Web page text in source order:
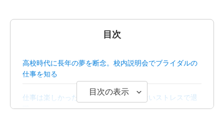
目次
高校時代に長年の夢を断念。校内説明会でブライダルの
仕事を知る
仕事は楽しかったけど期待に応えられないストレスで退
職
目次の表示